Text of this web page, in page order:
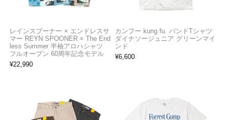
レインスプーナー × エンドレスサ
マー REYN SPOONER × The End
less Summer 半袖アロハシャツ
フルオープン 60周年記念モデル
¥22,990
カンフー kung fu. バンドTシャツ
ダイナソージュニア グリーンマイ
ンド
¥6,600